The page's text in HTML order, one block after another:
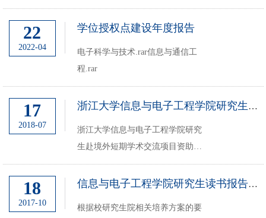
学期间应有一次海外学习交流或出
境参加国际会议的经历。自2023级
学术学位、专业学位）在学期间应
有一次海外学习交流或...
22
2022-04
学位授权点建设年度报告
电子科学与技术.rar信息与通信工
程.rar
17
2018-07
浙江大学信息与电子工程学院研究生赴境外短期学术交流项目资助管理办法（试...
浙江大学信息与电子工程学院研究
生赴境外短期学术交流项目资助管
理办法（试行） 第一章 总则
第一条 资助优秀研究生赴海外参
院研究生积极参与国际学术交流，
18
2017-10
信息与电子工程学院研究生读书报告实施细则（2017修订版）
根据校研究生院相关培养方案的要